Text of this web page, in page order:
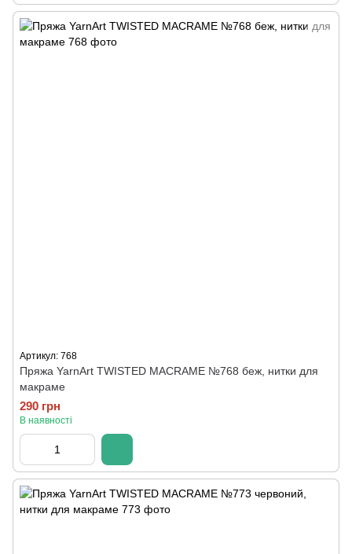
Артикул: 768
Пряжа YarnArt TWISTED MACRAME №768 беж, нитки для
макраме
290 грн
В наявності